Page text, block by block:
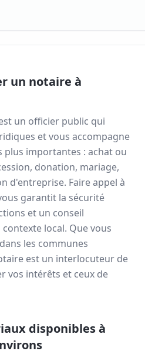
un notaire à
un officier public qui
et vous accompagne
plus importantes : achat ou
donation, mariage,
d'entreprise. Faire appel à
garantit la sécurité
et un conseil
local. Que vous
les communes
est un interlocuteur de
vos intérêts et ceux de
disponibles à